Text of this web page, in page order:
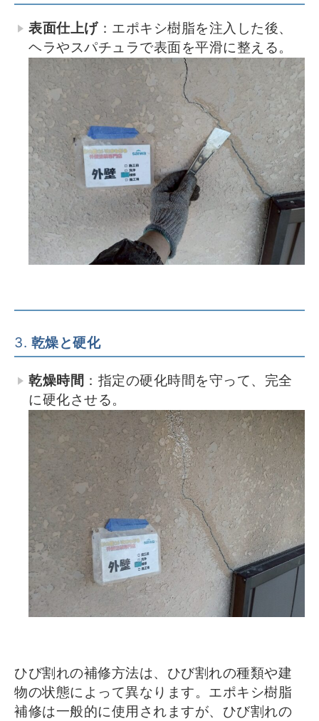
表面仕上げ：エポキシ樹脂を注入した後、
ヘラやスパチュラで表面を平滑に整える。
3. 乾燥と硬化
乾燥時間 ：指定の硬化時間を守って、完全
に硬化させる。
ひび割れの補修方法は、ひび割れの種類や建
物の状態によって異なります。エポキシ樹脂
補修は一般的に使用されますが、ひび割れの